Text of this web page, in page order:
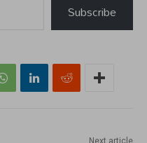
Subscribe
Next article